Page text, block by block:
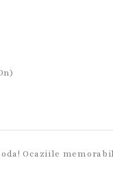
Ocaziile